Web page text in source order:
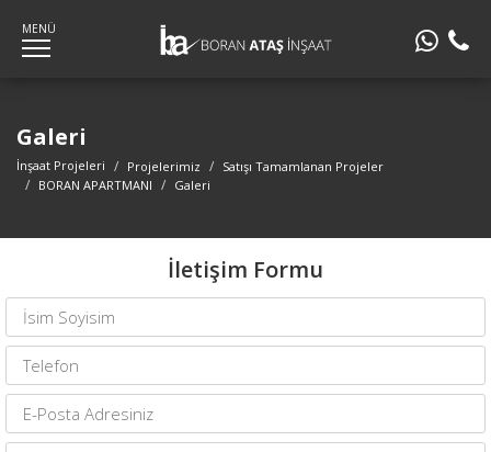
MENÜ
Galeri
İnşaat Projeleri Projelerimiz
Satışı Tamamlanan Projeler
BORAN APARTMANI
Galeri
İletişim Formu